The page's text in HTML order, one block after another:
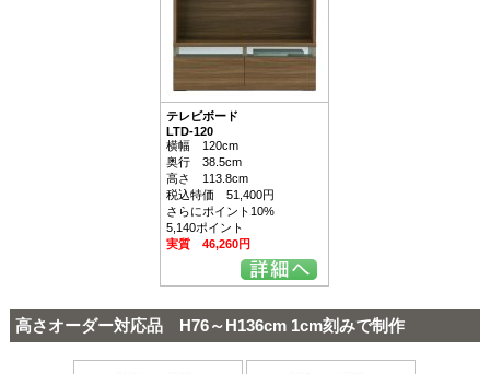
テレビボード
LTD-120
横幅 120cm
奥行 38.5cm
高さ 113.8cm
税込特価 51,400円
さらにポイント10%
5,140ポイント
実質 46,260円
高さオーダー対応品 H76～H136cm 1cm刻みで制作